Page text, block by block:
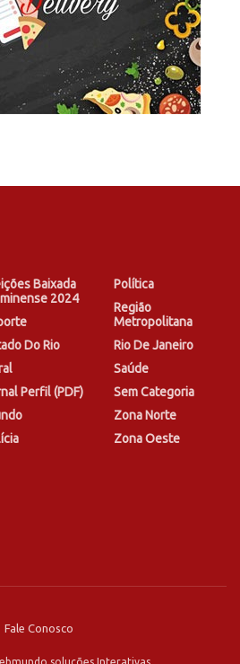
Baixada
2024
Do Rio
Perfil (PDF)
Política
Região
Metropolitana
Rio De Janeiro
Saúde
Sem Categoria
Zona Norte
Zona Oeste
Fale Conosco
soluções Interativas